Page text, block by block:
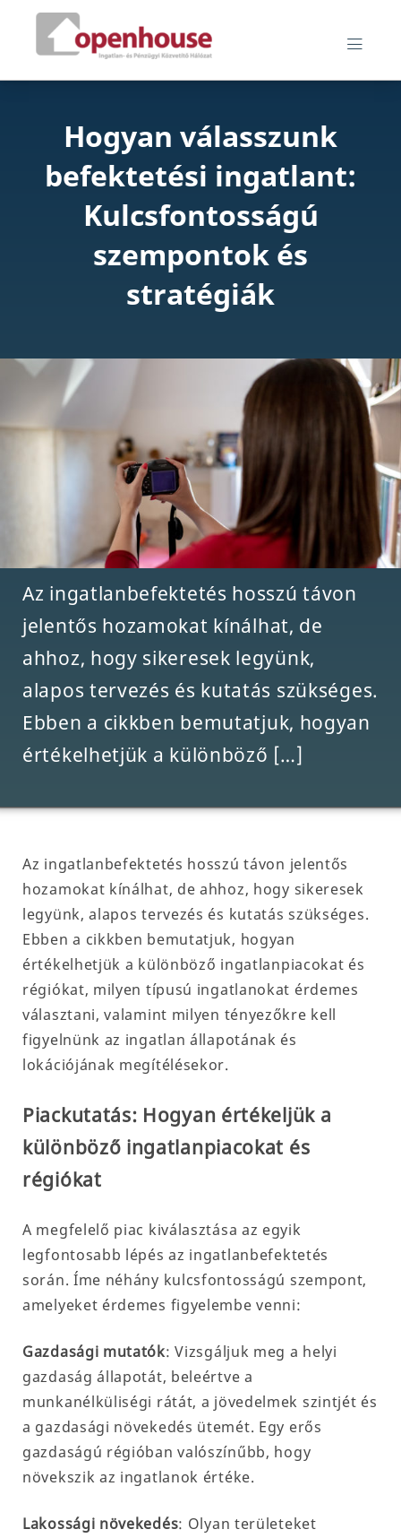
Skip
content
Openhouse blog
Hogyan válasszunk
befektetési ingatlant:
Kulcsfontosságú
szempontok és
stratégiák
Az ingatlanbefektetés hosszú távon
jelentős hozamokat kínálhat, de
ahhoz, hogy sikeresek legyünk,
alapos tervezés és kutatás szükséges.
Ebben a cikkben bemutatjuk, hogyan
értékelhetjük a különböző […]
Az ingatlanbefektetés hosszú távon jelentős
hozamokat kínálhat, de ahhoz, hogy sikeresek
legyünk, alapos tervezés és kutatás szükséges.
Ebben a cikkben bemutatjuk, hogyan
értékelhetjük a különböző ingatlanpiacokat és
régiókat, milyen típusú ingatlanokat érdemes
választani, valamint milyen tényezőkre kell
figyelnünk az ingatlan állapotának és
lokációjának megítélésekor.
Piackutatás: Hogyan értékeljük a
különböző ingatlanpiacokat és
régiókat
A megfelelő piac kiválasztása az egyik
legfontosabb lépés az ingatlanbefektetés
során. Íme néhány kulcsfontosságú szempont,
amelyeket érdemes figyelembe venni:
Gazdasági mutatók: Vizsgáljuk meg a helyi
gazdaság állapotát, beleértve a
munkanélküliségi rátát, a jövedelmek szintjét és
a gazdasági növekedés ütemét. Egy erős
gazdaságú régióban valószínűbb, hogy
növekszik az ingatlanok értéke.
Lakossági növekedés: Olyan területeket